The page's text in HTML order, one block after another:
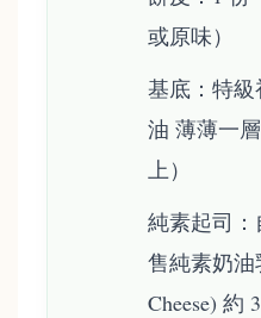
或原味）
基底：特
油 薄薄一
上）
純素起司
售純素奶油
Cheese) 約